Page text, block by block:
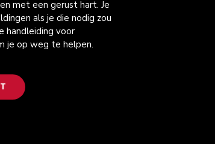
met een gerust hart. Je
als je die nodig zou
handleiding voor
je op weg te helpen.